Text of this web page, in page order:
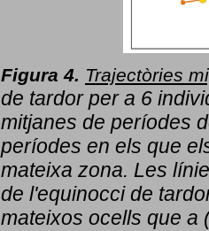
Figura 4. Trajectòries
de tardor per a 6
mitjanes de períodes
períodes en els que
mateixa zona. Les
de l'equinocci de
mateixos ocells que a